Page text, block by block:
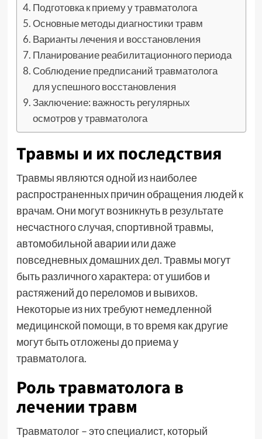
Подготовка к приему у травматолога
Основные методы диагностики травм
Варианты лечения и восстановления
Планирование реабилитационного периода
Соблюдение предписаний травматолога
для успешного восстановления
Заключение: важность регулярных
осмотров у травматолога
Травмы и их последствия
Травмы являются одной из наиболее
распространенных причин обращения людей к
врачам. Они могут возникнуть в результате
несчастного случая, спортивной травмы,
автомобильной аварии или даже
повседневных домашних дел. Травмы могут
быть различного характера: от ушибов и
растяжений до переломов и вывихов.
Некоторые из них требуют немедленной
медицинской помощи, в то время как другие
могут быть отложены до приема у
травматолога.
Роль травматолога в
лечении травм
Травматолог – это специалист, который